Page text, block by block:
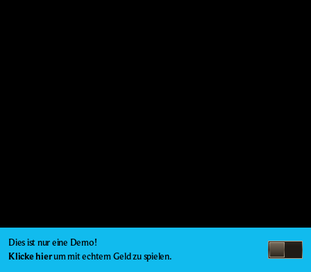
Dies ist nur eine Demo!
Klicke hierum mit echtem Geld zu spielen.